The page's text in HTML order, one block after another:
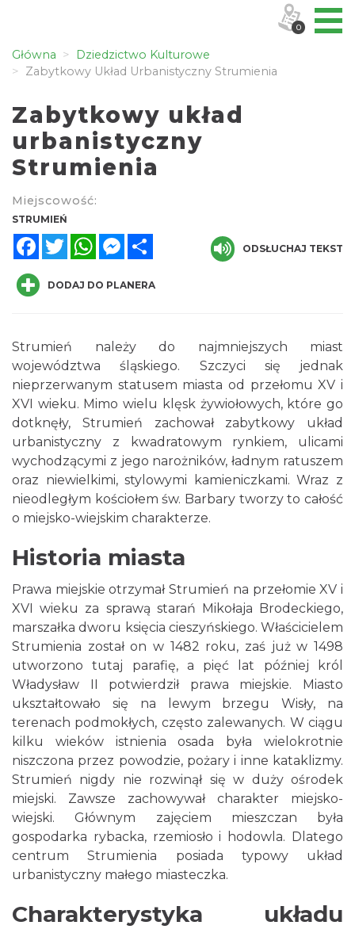
Główna
Dziedzictwo Kulturowe
Zabytkowy Układ Urbanistyczny Strumienia
Zabytkowy układ
urbanistyczny
Strumienia
Miejscowość:
STRUMIEŃ
FacebookTwitterWhatsAppMessenger
ODSŁUCHAJ TEKST
DODAJ DO PLANERA
Strumień należy do najmniejszych miast
województwa śląskiego. Szczyci się jednak
nieprzerwanym statusem miasta od przełomu XV i
XVI wieku. Mimo wielu klęsk żywiołowych, które go
dotknęły, Strumień zachował zabytkowy układ
urbanistyczny z kwadratowym rynkiem, ulicami
wychodzącymi z jego narożników, ładnym ratuszem
oraz niewielkimi, stylowymi kamieniczkami. Wraz z
nieodległym kościołem św. Barbary tworzy to całość
o miejsko-wiejskim charakterze.
Historia miasta
Prawa miejskie otrzymał Strumień na przełomie XV i
XVI wieku za sprawą starań Mikołaja Brodeckiego,
marszałka dworu księcia cieszyńskiego. Właścicielem
Strumienia został on w 1482 roku, zaś już w 1498
utworzono tutaj parafię, a pięć lat później król
Władysław II potwierdził prawa miejskie. Miasto
ukształtowało się na lewym brzegu Wisły, na
terenach podmokłych, często zalewanych. W ciągu
kilku wieków istnienia osada była wielokrotnie
niszczona przez powodzie, pożary i inne kataklizmy.
Strumień nigdy nie rozwinął się w duży ośrodek
miejski. Zawsze zachowywał charakter miejsko-
wiejski. Głównym zajęciem mieszczan była
gospodarka rybacka, rzemiosło i hodowla. Dlatego
centrum Strumienia posiada typowy układ
urbanistyczny małego miasteczka.
Charakterystyka układu
0